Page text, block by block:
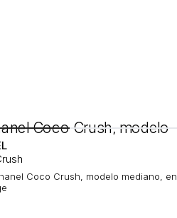
Coco Crush, modelo mediano, en